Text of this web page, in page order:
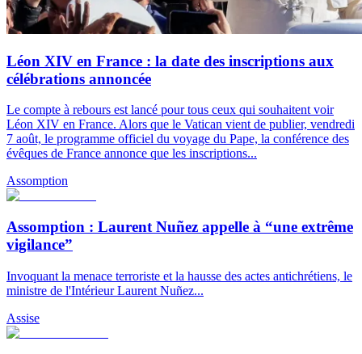
Léon XIV en France : la date des inscriptions aux
célébrations annoncée
Le compte à rebours est lancé pour tous ceux qui souhaitent voir
Léon XIV en France. Alors que le Vatican vient de publier, vendredi
7 août, le programme officiel du voyage du Pape, la conférence des
évêques de France annonce que les inscriptions...
Assomption
Assomption : Laurent Nuñez appelle à “une extrême
vigilance”
Invoquant la menace terroriste et la hausse des actes antichrétiens, le
ministre de l'Intérieur Laurent Nuñez...
Assise